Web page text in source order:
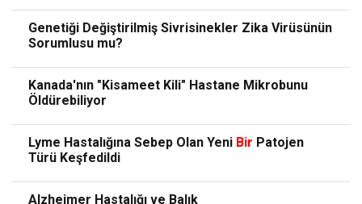
Genetiği Değiştirilmiş Sivrisinekler Zika Virüsünün
Sorumlusu mu?
Kanada'nın "Kisameet Kili" Hastane Mikrobunu
Öldürebiliyor
Lyme Hastalığına Sebep Olan Yeni Bir Patojen
Türü Keşfedildi
Alzheimer Hastalığı ve Balık